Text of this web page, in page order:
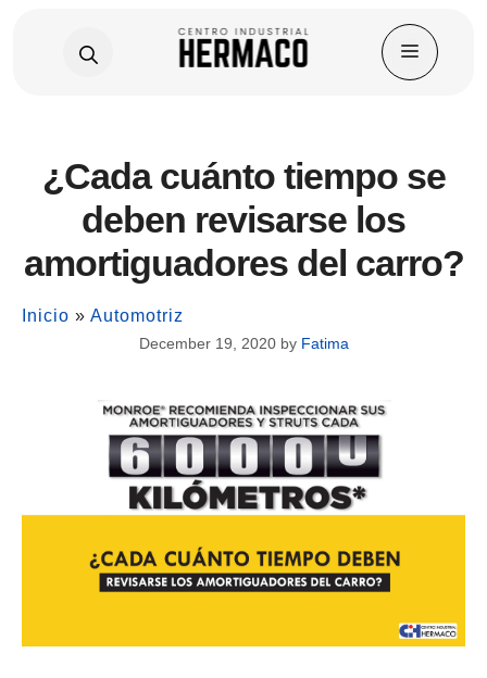
¿Cada cuánto tiempo se
deben revisarse los
amortiguadores del carro?
Inicio » Automotriz
December 19, 2020 by Fatima